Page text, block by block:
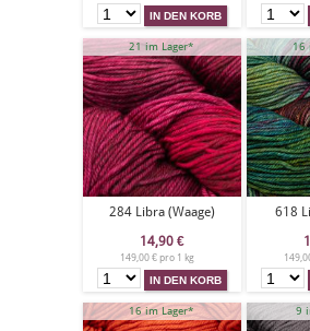
21 im Lager*
284 Libra (Waage)
14,90 €
149,00 € pro 1 kg
16
618
16 im Lager* 9